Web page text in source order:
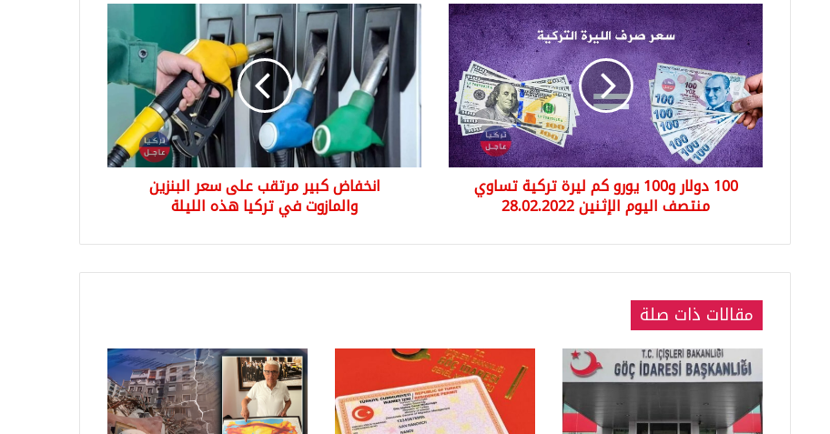
100
دولار
و100
يورو
كم
ليرة
تركية
تساوي
منتصف
100 دولار و100 يورو كم ليرة تركية تساوي
منتصف اليوم الإثنين 28.02.2022
انخفاض
كبير
مرتقب
على
سعر
البنزين
والمازوت
تركيا
انخفاض كبير مرتقب على سعر البنزين
والمازوت في تركيا هذه الليلة
مقالات ذات صلة